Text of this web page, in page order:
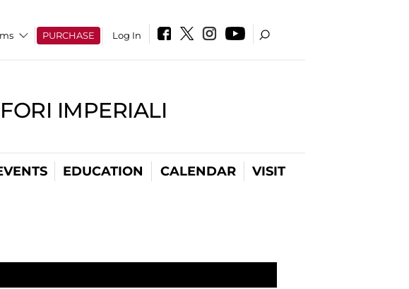
PURCHASE Log In
IMPERIALI
EDUCATION CALENDAR VISIT